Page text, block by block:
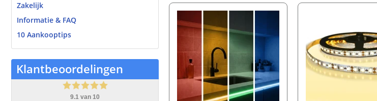
Zakelijk
Informatie & FAQ
10 Aankooptips
Klantbeoordelingen
9.1 van 10